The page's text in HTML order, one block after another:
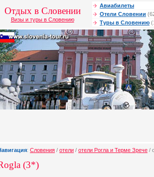
Отдых в Словении
Визы и туры в Словению
Авиабилеты
Отели Словении
Туры в Словению
: Словения / отели / отели Рогла и Терме Зрече /
(3*)